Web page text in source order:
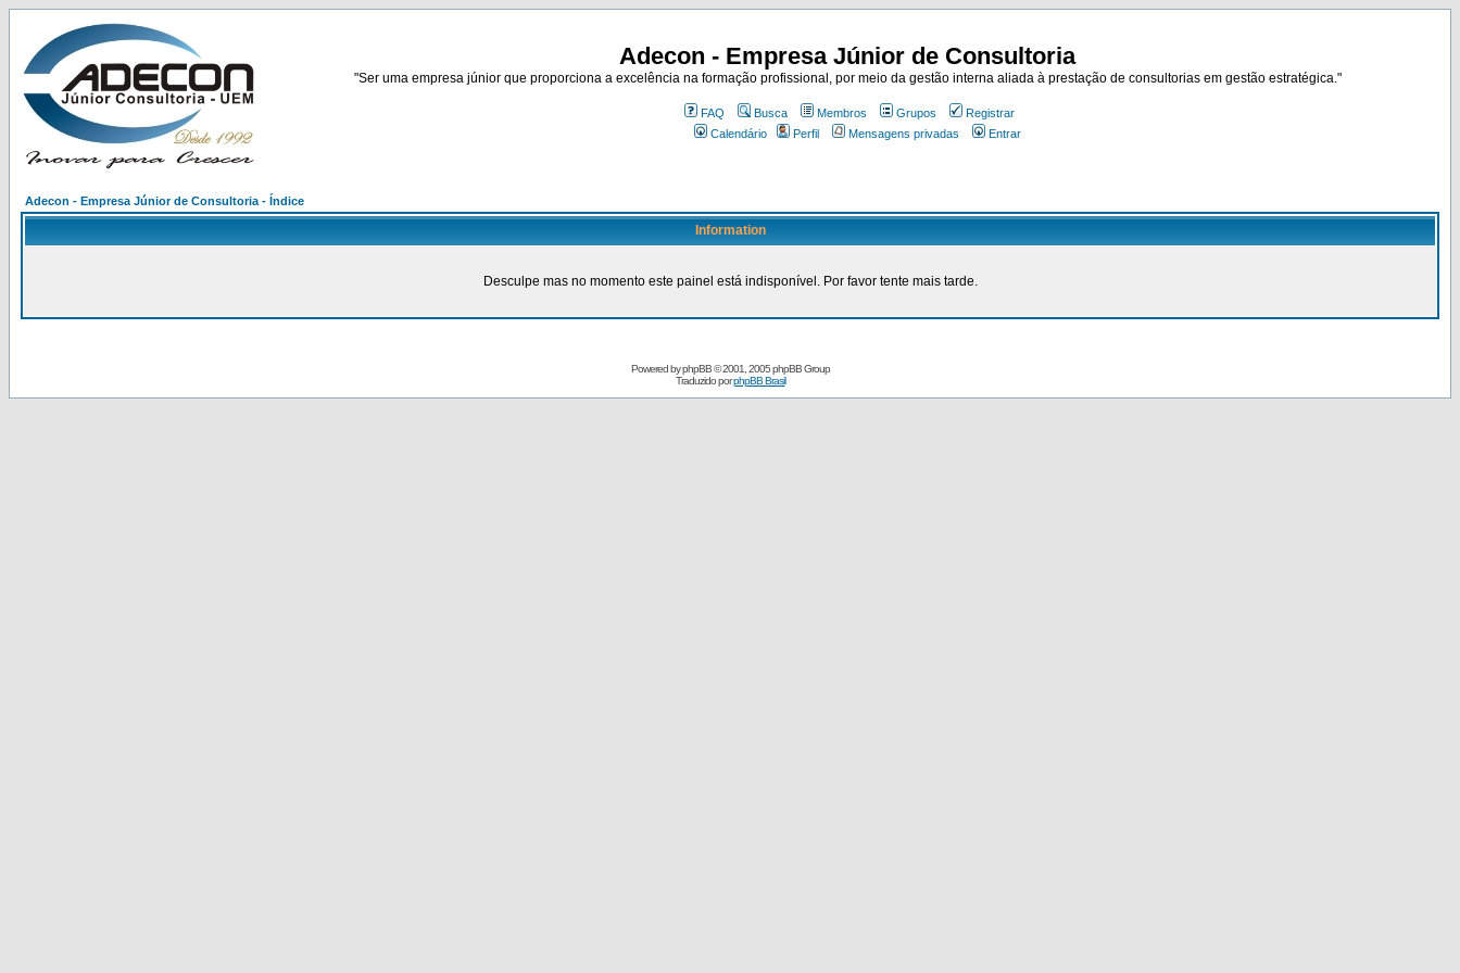
Adecon - Empresa Júnior de Consultoria
"Ser uma empresa júnior que proporciona a excelência na formação profissional, por meio da gestão interna aliada à prestação de consultorias em gestão estratégica."
FAQ Busca Membros Grupos
Registrar
Calendário
Perfil Mensagens privadas Entrar
Adecon - Empresa Júnior de Consultoria - Índice
Information
Desculpe mas no momento este painel está indisponível. Por favor tente mais tarde.
Powered byphpBB© 2001, 2005 phpBB Group
Traduzido porphpBB Brasil